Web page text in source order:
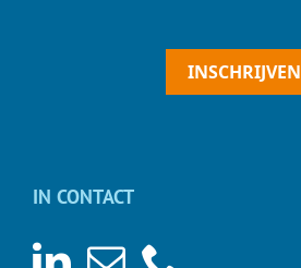
INSCHRIJVEN
IN CONTACT